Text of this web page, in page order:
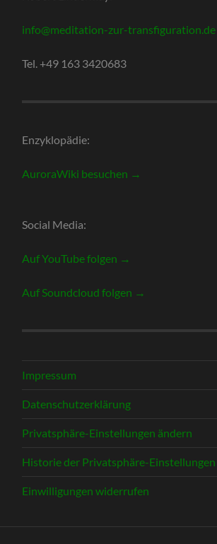
info@meditation-zur-transfiguration.de
Tel. +49 163 3420683
Enzyklopädie:
AuroraWiki besuchen →
Social Media:
Auf YouTube folgen →
Auf Soundcloud folgen →
Impressum
Datenschutzerklärung
Privatsphäre-Einstellungen ändern
Historie der Privatsphäre-Einstellungen
Einwilligungen widerrufen